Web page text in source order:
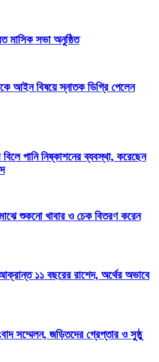
মাসিক সভা অনুষ্ঠিত
আইন বিষয়ে স্নাতক ডিগ্রি পেলেন
পানি নিষ্কাশনের ব্যবস্থা, করেছেন
শুকনো খাবার ও চেক বিতরণ করেন
১১ বছরের রাশেদ, অর্থের অভাবে
সম্মেলন, জড়িতদের গ্রেপ্তার ও সুষ্ঠু